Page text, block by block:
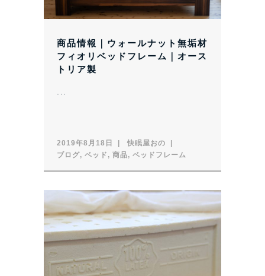
商品情報｜ウォールナット無垢材
フィオリベッドフレーム｜オース
トリア製
2019年8月18日
快眠屋おの
ブログ, ベッド , 商品, ベッドフレーム